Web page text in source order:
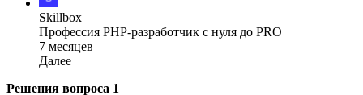
Skillbox
Профессия PHP-разработчик с нуля до PRO
7 месяцев
Далее
Решения вопроса 1